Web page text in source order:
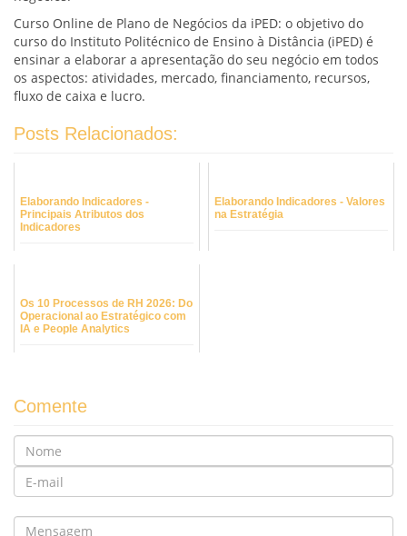
Curso Online de Plano de Negócios da iPED: o objetivo do
curso do Instituto Politécnico de Ensino à Distância (iPED) é
ensinar a elaborar a apresentação do seu negócio em todos
os aspectos: atividades, mercado, financiamento, recursos,
fluxo de caixa e lucro.
Posts Relacionados:
Elaborando Indicadores -
Principais Atributos dos
Indicadores
Elaborando Indicadores - Valores
na Estratégia
Os 10 Processos de RH 2026: Do
Operacional ao Estratégico com
IA e People Analytics
Comente